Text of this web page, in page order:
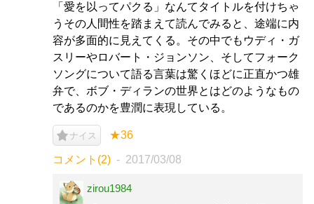
「愛を以ってパクる」なんてタイトルを付けちゃ
うその人間性を踏まえて読んでみると、途端に内
容が多面的に見えてくる。その中でもウディ・ガ
スリーやロバート・ジョンソン、そしてフォーク
ソングについて語る言葉は驚くほどに正直かつ雄
弁で、ボブ・ディランの世界とはどのようなもの
であるのかを豊潤に表現している。
ナイス ★36
コメント(2) 2017/03/08
zirou1984